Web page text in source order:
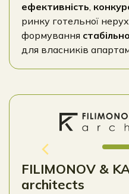
ефективність,
ринку готельної
формування
для власників
FILIMONOV &
architects